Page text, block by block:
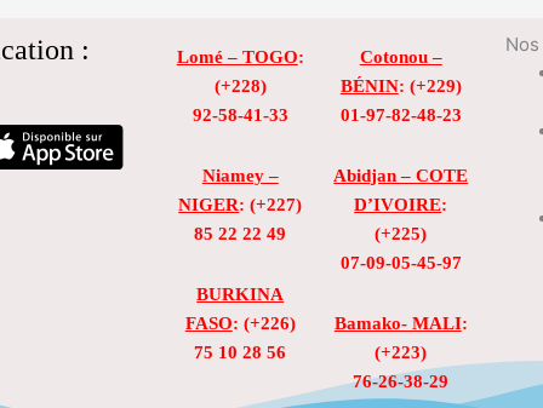
: Lomé – TOGO:
(+228)
92-58-41-33
Niamey –
NIGER: (+227)
85 22 22 49
BURKINA
FASO: (+226)
75 10 28 56
Cotonou –
BÉNIN: (+229)
01-97-82-48-23
Abidjan – COTE
D’IVOIRE:
(+225)
07-09-05-45-97
Bamako- MALI:
(+223)
76-26-38-29